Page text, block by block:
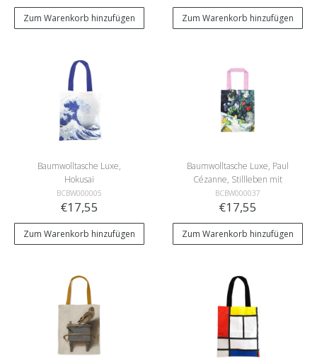
Zum Warenkorb hinzufügen Zum Warenkorb hinzufügen
Baumwolltasche Luxe,
Hokusai
BCBW000005
€17,55
Zum Warenkorb hinzufügen
Baumwolltasche Luxe, Paul
Cézanne, Stillleben mit
Blumen und Früchten
BCBW000037
€17,55
Zum Warenkorb hinzufügen